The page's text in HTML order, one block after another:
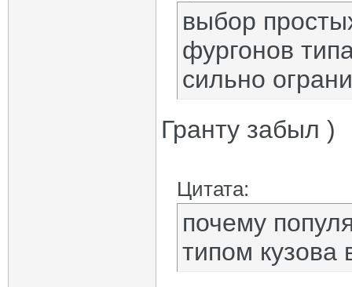
выбор
фургонов
сильно
Гранту забыл )
Цитата:
почему
типом кузова